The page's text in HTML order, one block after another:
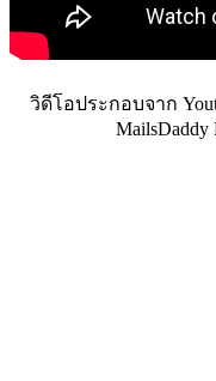
วิดีโอประกอบจาก
MailsDaddy